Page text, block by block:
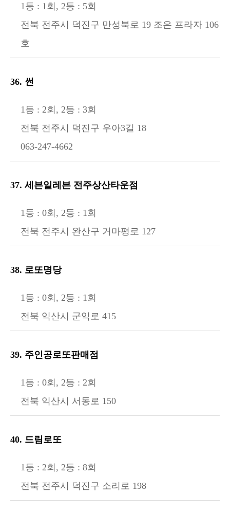
1등 : 1회, 2등 : 5회
전북 전주시 덕진구 만성북로 19 조은 프라자 106
호
36. 썬
1등 : 2회, 2등 : 3회
전북 전주시 덕진구 우아3길 18
063-247-4662
37. 세븐일레븐 전주상산타운점
1등 : 0회, 2등 : 1회
전북 전주시 완산구 거마평로 127
38. 로또명당
1등 : 0회, 2등 : 1회
전북 익산시 군익로 415
39. 주인공로또판매점
1등 : 0회, 2등 : 2회
전북 익산시 서동로 150
40. 드림로또
1등 : 2회, 2등 : 8회
전북 전주시 덕진구 소리로 198